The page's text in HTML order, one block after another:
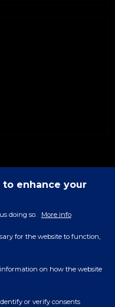
enhance your
doing so. More info
for the website to function,
on how the website
or verify consents